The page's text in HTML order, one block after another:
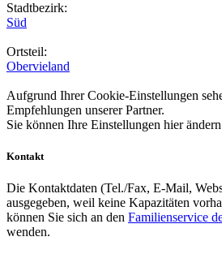
Stadtbezirk:
Süd
Ortsteil:
Obervieland
Aufgrund Ihrer Cookie-Einstellungen
Empfehlungen unserer Partner.
Sie können Ihre Einstellungen hierändern
Kontakt
Die Kontaktdaten (Tel./Fax, E-Mail,
ausgegeben, weil keine Kapazitäten
können Sie sich an den Familienservice
wenden.